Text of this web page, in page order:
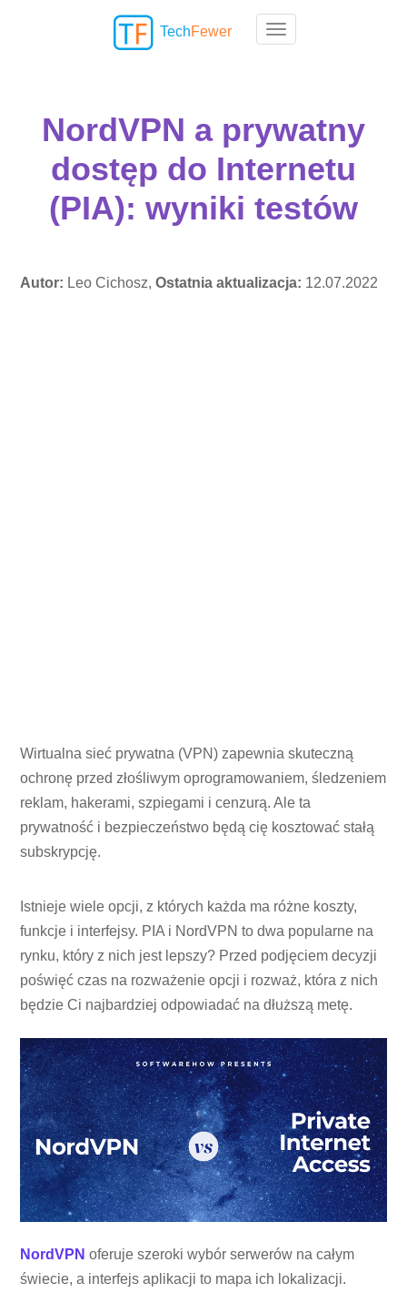
Toggle navigation
TechFewer
NordVPN a prywatny
dostęp do Internetu
(PIA): wyniki testów
Autor: Leo Cichosz,Ostatnia aktualizacja: 12.07.2022
Wirtualna sieć prywatna (VPN) zapewnia skuteczną
ochronę przed złośliwym oprogramowaniem, śledzeniem
reklam, hakerami, szpiegami i cenzurą. Ale ta
prywatność i bezpieczeństwo będą cię kosztować stałą
subskrypcję.
Istnieje wiele opcji, z których każda ma różne koszty,
funkcje i interfejsy. PIA i NordVPN to dwa popularne na
rynku, który z nich jest lepszy? Przed podjęciem decyzji
poświęć czas na rozważenie opcji i rozważ, która z nich
będzie Ci najbardziej odpowiadać na dłuższą metę.
NordVPN oferuje szeroki wybór serwerów na całym
świecie, a interfejs aplikacji to mapa ich lokalizacji.